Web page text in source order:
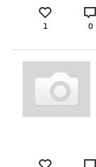
1 0